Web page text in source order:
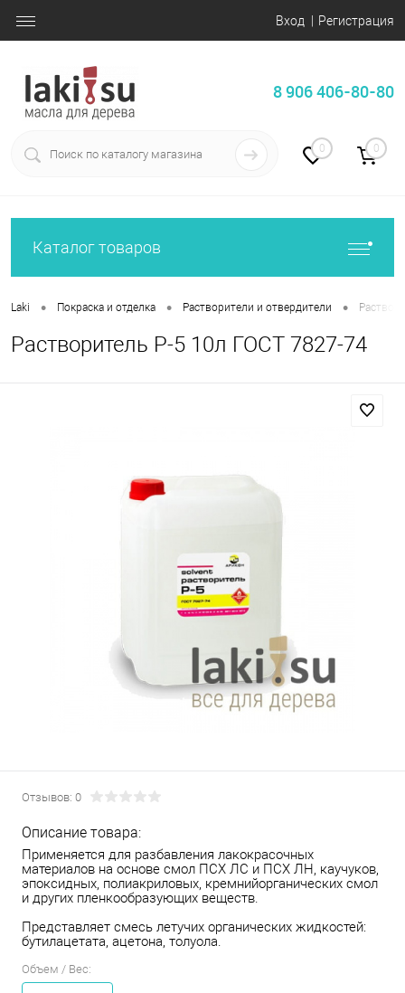
Вход Регистрация
8 906 406-80-80
0 0
Каталог товаров
Laki • Покраска и отделка • Растворители и отвердители •
Растворитель Р-5 10л ГОСТ 7827-74
Отзывов: 0
Описание товара:
Применяется для разбавления лакокрасочных
материалов на основе смол ПСХ ЛС и ПСХ ЛН, каучуков,
эпоксидных, полиакриловых, кремнийорганических смол
и других пленкообразующих веществ.
Представляет смесь летучих органических жидкостей:
бутилацетата, ацетона, толуола.
Объем / Вес: